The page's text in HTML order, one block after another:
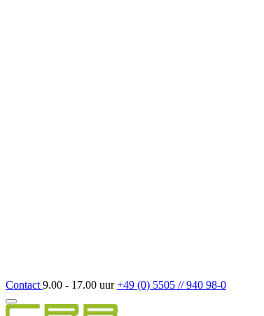
Contact 9.00 - 17.00 uur+49 (0) 5505 // 940 98-0